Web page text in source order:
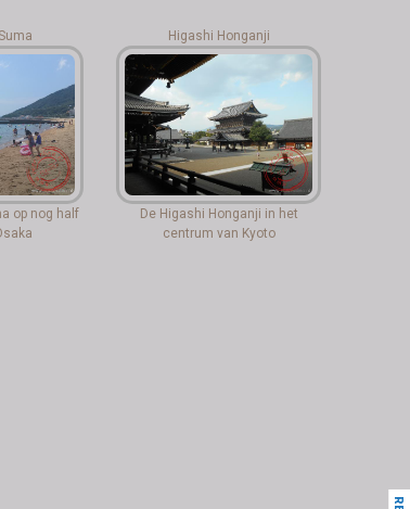
op nog half
Higashi Honganji
De Higashi Honganji in het
centrum van Kyoto